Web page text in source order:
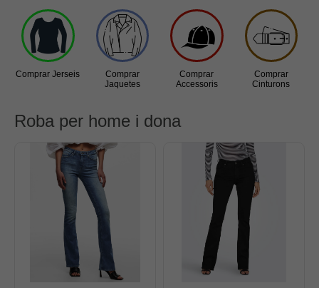
Jerseis
Jaquetes
Accessoris
Cinturons
Calçat
Gavardina estiu home
Gavardina hivern home
Mitjons
Pana dona
Roba interior
Comprar Jerseis
Comprar
Jaquetes
Comprar
Accessoris
Comprar
Cinturons
Roba per home i dona